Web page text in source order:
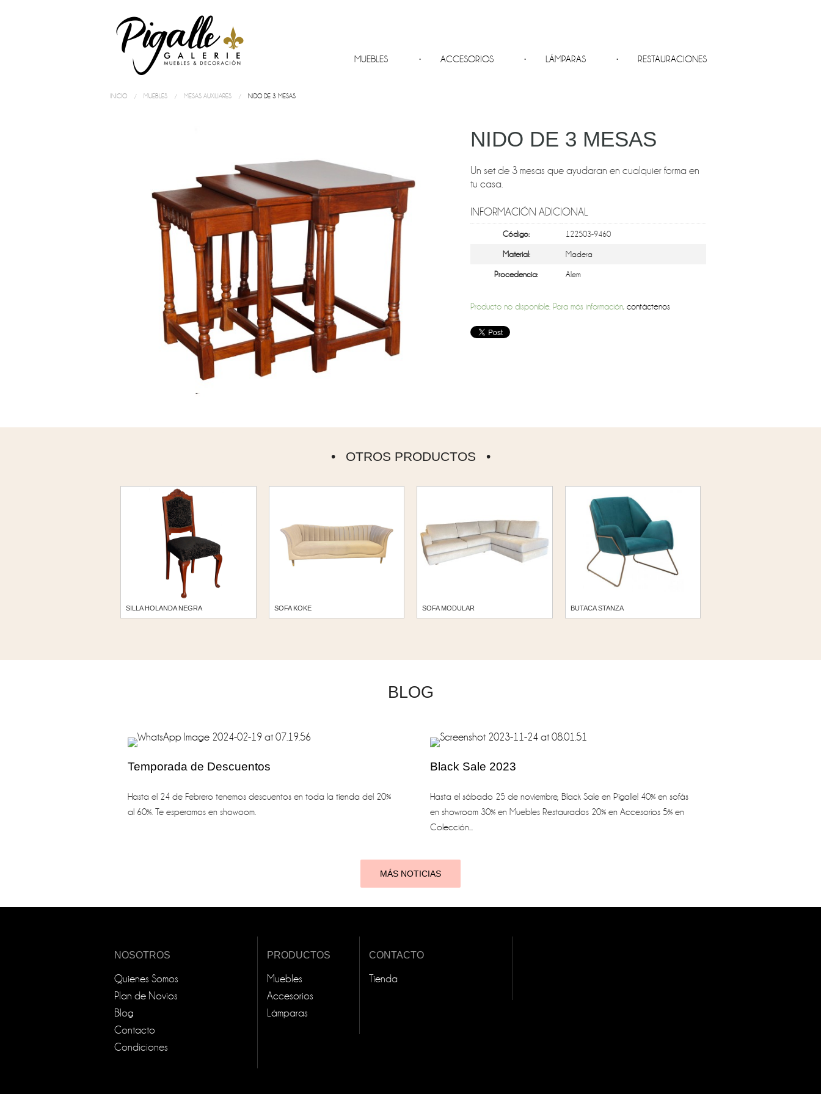
MUEBLES ACCESORIOS LÁMPARAS RESTAURACIONES
INICIO MUEBLES MESAS AUXILIARES NIDO DE 3 MESAS
NIDO DE 3 MESAS
Un set de 3 mesas que ayudaran en cualquier forma en
tu casa.
INFORMACIÓN ADICIONAL
Código: 122503-9460
Material: Madera
Procedencia: Alem
Producto no disponible. Para más información,contáctenos
OTROS PRODUCTOS
SILLA HOLANDA NEGRA SOFA KOKE SOFA MODULAR BUTACA STANZA
BLOG
Temporada de Descuentos
Hasta el 24 de Febrero tenemos descuentos en toda la tienda del 20%
al 60%. Te esperamos en showoom.
Black Sale 2023
Hasta el sábado 25 de noviembre, Black Sale en Pigalle! 40% en sofás
en showroom 30% en Muebles Restaurados 20% en Accesorios 5% en
Colección...
MÁS NOTICIAS
NOSOTROS
Quienes Somos
Plan de Novios
Blog
Contacto
Condiciones
PRODUCTOS
Muebles
Accesorios
Lámparas
CONTACTO
Tienda